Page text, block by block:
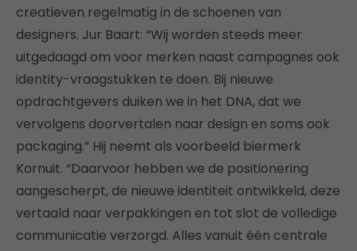
creatieven regelmatig in de schoenen van
designers. Jur Baart: “Wij worden steeds meer
uitgedaagd om voor merken naast campagnes ook
identity-vraagstukken te doen. Bij nieuwe
opdrachtgevers duiken we in het DNA, dat we
vervolgens doorvertalen naar design en soms ook
packaging.” Hij neemt als voorbeeld biermerk
Kornuit. “Daarvoor hebben we de positionering
aangescherpt, de nieuwe identiteit ontwikkeld, deze
vertaald naar verpakkingen en tot slot de volledige
communicatie verzorgd. Alles vanuit één centrale